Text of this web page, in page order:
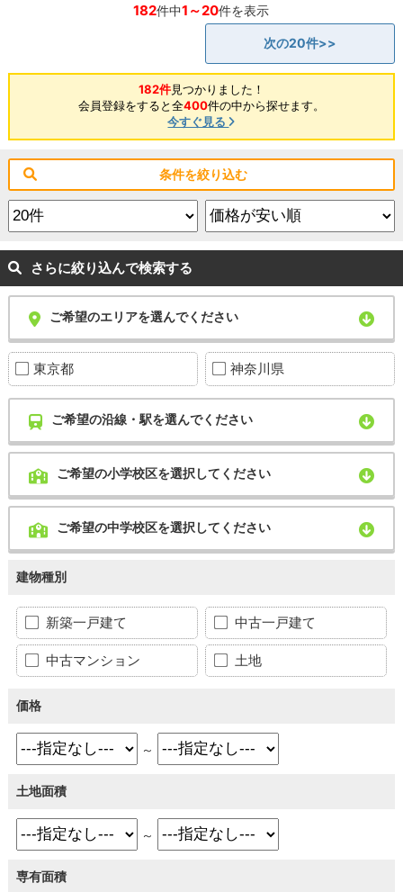
182件中1～20件を表示
次の20件>>
182件見つかりました！
会員登録をすると全400件の中から探せます。
今すぐ見る
条件を絞り込む
さらに絞り込んで検索する
ご希望のエリアを選んでください
東京都 神奈川県
ご希望の沿線・駅を選んでください
ご希望の小学校区を選択してください
ご希望の中学校区を選択してください
建物種別
新築一戸建て 中古一戸建て
中古マンション 土地
価格
～
土地面積
～
専有面積